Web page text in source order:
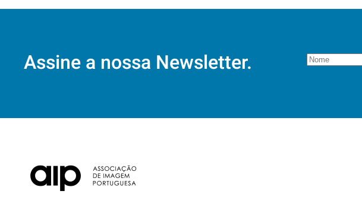
Assine a nossa Newsletter.